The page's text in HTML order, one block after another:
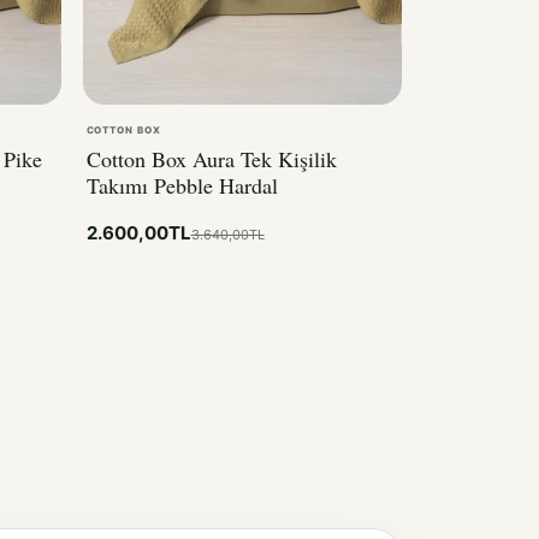
COTTON BOX
Cotton Box Aura Tek Kişilik
Takımı Pebble Hardal
2.600,00TL3.640,00TL